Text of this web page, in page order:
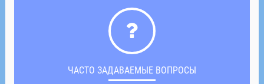
ЧАСТО ЗАДАВАЕМЫЕ ВОПРОСЫ